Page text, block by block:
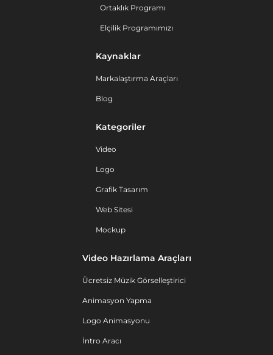
Ortaklık Programı
Elçilik Programımızı
Kaynaklar
Markalaştırma Araçları
Blog
Kategoriler
Video
Logo
Grafik Tasarım
Web Sitesi
Mockup
Video Hazırlama Araçları
Ücretsiz Müzik Görselleştirici
Animasyon Yapma
Logo Animasyonu
İntro Aracı